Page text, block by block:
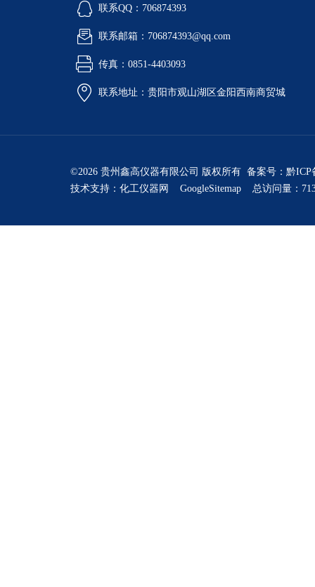
联系QQ：706874393
联系邮箱：706874393@qq.com
传真：0851-4403093
联系地址：贵阳市观山湖区金阳西南商贸城
©2026 贵州鑫高仪器有限公司 版权所有 备案号： 黔ICP
技术支持： 化工仪器网 GoogleSitemap 总访问量：